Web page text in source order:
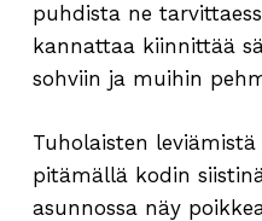
puhdista ne
kannattaa kiinnittää
sohviin ja muihin
Tuholaisten
pitämällä kodin
asunnossa näy